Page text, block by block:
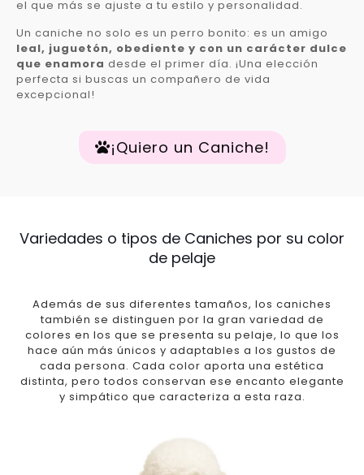
el que más se ajuste a tu estilo y personalidad.
Un caniche no solo es un perro bonito: es un amigo
leal, juguetón, obediente y con un carácter dulce
que enamora desde el primer día. ¡Una elección
perfecta si buscas un compañero de vida
excepcional!
¡Quiero un Caniche!
Variedades o tipos de Caniches por su color
de pelaje
Además de sus diferentes tamaños, los caniches
también se distinguen por la gran variedad de
colores en los que se presenta su pelaje, lo que los
hace aún más únicos y adaptables a los gustos de
cada persona. Cada color aporta una estética
distinta, pero todos conservan ese encanto elegante
y simpático que caracteriza a esta raza.